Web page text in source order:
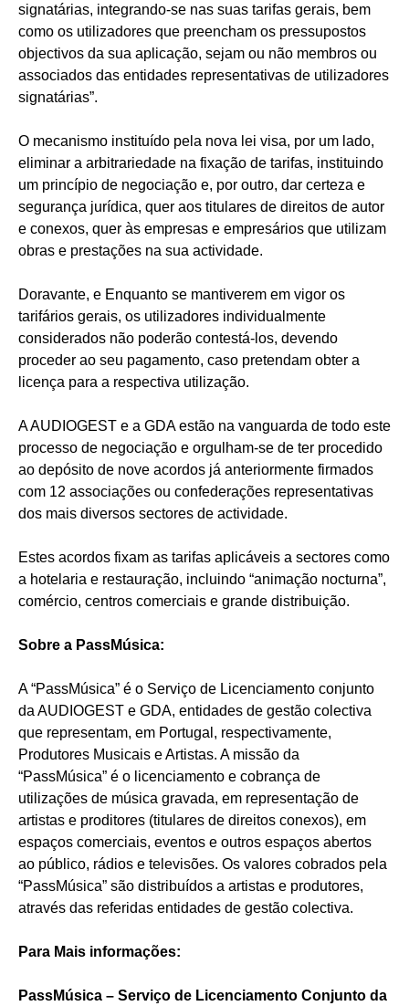
signatárias, integrando-se nas suas tarifas gerais, bem
como os utilizadores que preencham os pressupostos
objectivos da sua aplicação, sejam ou não membros ou
associados das entidades representativas de utilizadores
signatárias”.
O mecanismo instituído pela nova lei visa, por um lado,
eliminar a arbitrariedade na fixação de tarifas, instituindo
um princípio de negociação e, por outro, dar certeza e
segurança jurídica, quer aos titulares de direitos de autor
e conexos, quer às empresas e empresários que utilizam
obras e prestações na sua actividade.
Doravante, e Enquanto se mantiverem em vigor os
tarifários gerais, os utilizadores individualmente
considerados não poderão contestá-los, devendo
proceder ao seu pagamento, caso pretendam obter a
licença para a respectiva utilização.
A AUDIOGEST e a GDA estão na vanguarda de todo este
processo de negociação e orgulham-se de ter procedido
ao depósito de nove acordos já anteriormente firmados
com 12 associações ou confederações representativas
dos mais diversos sectores de actividade.
Estes acordos fixam as tarifas aplicáveis a sectores como
a hotelaria e restauração, incluindo “animação nocturna”,
comércio, centros comerciais e grande distribuição.
Sobre a PassMúsica:
A “PassMúsica” é o Serviço de Licenciamento conjunto
da AUDIOGEST e GDA, entidades de gestão colectiva
que representam, em Portugal, respectivamente,
Produtores Musicais e Artistas. A missão da
“PassMúsica” é o licenciamento e cobrança de
utilizações de música gravada, em representação de
artistas e proditores (titulares de direitos conexos), em
espaços comerciais, eventos e outros espaços abertos
ao público, rádios e televisões. Os valores cobrados pela
“PassMúsica” são distribuídos a artistas e produtores,
através das referidas entidades de gestão colectiva.
Para Mais informações:
PassMúsica – Serviço de Licenciamento Conjunto da